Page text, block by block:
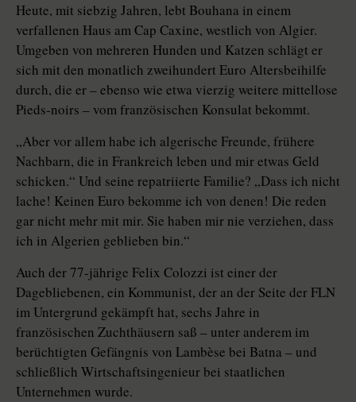
Heute, mit siebzig Jahren, lebt Bouhana in einem
verfallenen Haus am Cap Caxine, westlich von Algier.
Umgeben von mehreren Hunden und Katzen schlägt er
sich mit den monatlich zweihundert Euro Altersbeihilfe
durch, die er – ebenso wie etwa vierzig weitere mittellose
Pieds-noirs – vom französischen Konsulat bekommt.
„Aber vor allem habe ich algerische Freunde, frühere
Nachbarn, die in Frankreich leben und mir etwas Geld
schicken.“ Und seine repatriierte Familie? „Dass ich nicht
lache! Keinen Euro bekomme ich von denen! Die reden
gar nicht mehr mit mir. Sie haben mir nie verziehen, dass
ich in Algerien geblieben bin.“
Auch der 77-jährige Felix Colozzi ist einer der
Dagebliebenen, ein Kommunist, der an der Seite der FLN
im Untergrund gekämpft hat, sechs Jahre in
französischen Zuchthäusern saß – unter anderem im
berüchtigten Gefängnis von Lambèse bei Batna – und
schließlich Wirtschaftsingenieur bei staatlichen
Unternehmen wurde.